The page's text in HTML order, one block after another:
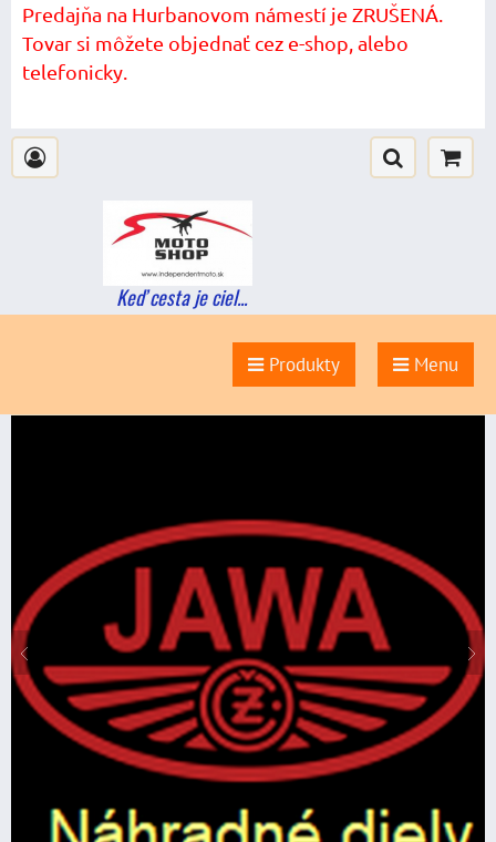
Predajňa na Hurbanovom námestí je ZRUŠENÁ.
Tovar si môžete objednať cez e-shop, alebo
telefonicky.
Keď cesta je ciel...
Produkty Menu